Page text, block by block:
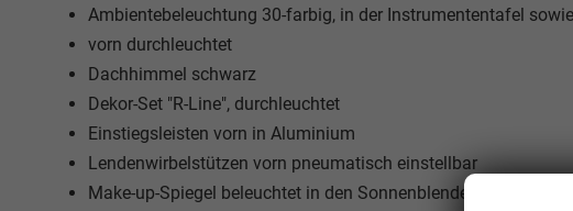
Ambientebeleuchtung 30-farbig, in der Instrumententafel
vorn durchleuchtet
Dachhimmel schwarz
Dekor-Set "R-Line", durchleuchtet
Einstiegsleisten vorn in Aluminium
Lendenwirbelstützen vorn pneumatisch einstellbar
Make-up-Spiegel beleuchtet in den Sonnenblenden